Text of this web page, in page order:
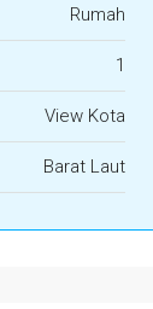
Rumah
1
View Kota
Barat Laut